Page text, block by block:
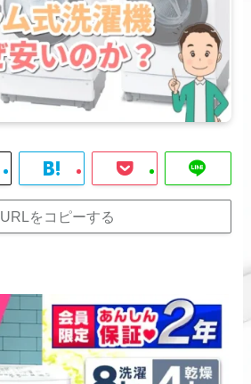
URLをコピーする